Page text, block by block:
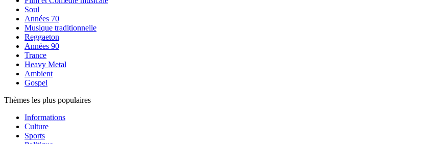
Soul
Années 70
Musique traditionnelle
Reggaeton
Années 90
Trance
Heavy Metal
Ambient
Gospel
Thèmes les plus populaires
Informations
Culture
Sports